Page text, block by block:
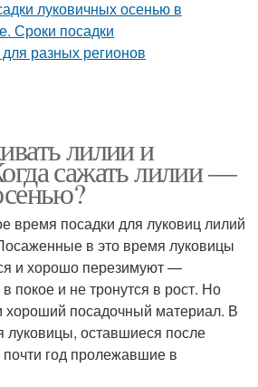
лилии и
сажать лилии —
время посадки для луковиц лилий
в это время луковицы
и хорошо перезимуют —
покое и не тронутся в рост. Но
хороший посадочный материал. В
луковицы, оставшиеся после
год пролежавшие в